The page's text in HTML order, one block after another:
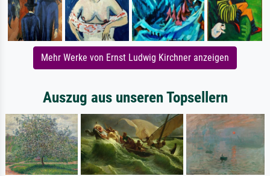
Mehr Werke von Ernst Ludwig Kirchner anzeigen
Auszug aus unseren Topsellern